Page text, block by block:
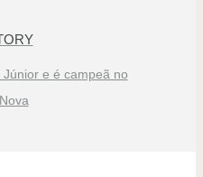
e é campeã no